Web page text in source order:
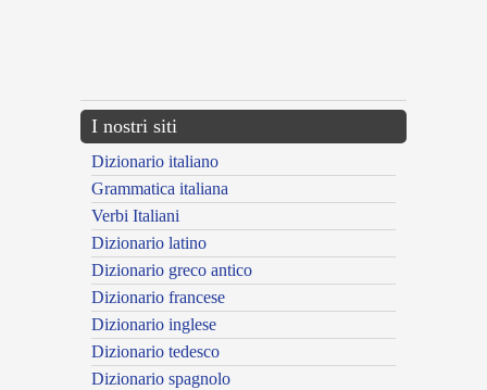
I nostri siti
Dizionario italiano
Grammatica italiana
Verbi Italiani
Dizionario latino
Dizionario greco antico
Dizionario francese
Dizionario inglese
Dizionario tedesco
Dizionario spagnolo